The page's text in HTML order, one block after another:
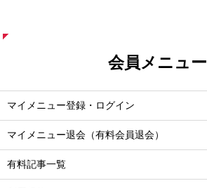
会員メニュー
マイメニュー登録・ログイン
マイメニュー退会（有料会員退会）
有料記事一覧